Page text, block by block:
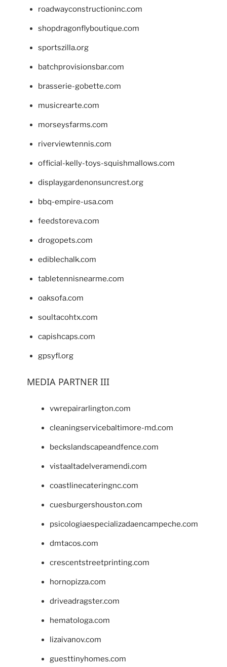
roadwayconstructioninc.com
shopdragonflyboutique.com
sportszilla.org
batchprovisionsbar.com
brasserie-gobette.com
musicrearte.com
morseysfarms.com
riverviewtennis.com
official-kelly-toys-squishmallows.com
displaygardenonsuncrest.org
bbq-empire-usa.com
feedstoreva.com
drogopets.com
ediblechalk.com
tabletennisnearme.com
oaksofa.com
soultacohtx.com
capishcaps.com
gpsyfl.org
MEDIA PARTNER III
vwrepairarlington.com
cleaningservicebaltimore-md.com
beckslandscapeandfence.com
vistaaltadelveramendi.com
coastlinecateringnc.com
cuesburgershouston.com
psicologiaespecializadaencampeche.com
dmtacos.com
crescentstreetprinting.com
hornopizza.com
driveadragster.com
hematologa.com
lizaivanov.com
guesttinyhomes.com